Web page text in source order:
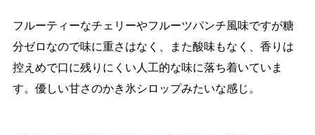
フルーティーなチェリーやフルーツパンチ風味ですが糖
分ゼロなので味に重さはなく、また酸味もなく、香りは
控えめで口に残りにくい人工的な味に落ち着いていま
す。優しい甘さのかき氷シロップみたいな感じ。